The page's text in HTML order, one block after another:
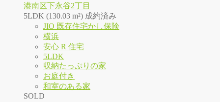
港南区下永谷2丁目
5LDK (130.03 m²) 成約済み
JIO 既存住宅かし保険
横浜
安心 R 住宅
5LDK
収納たっぷりの家
お庭付き
和室のある家
SOLD